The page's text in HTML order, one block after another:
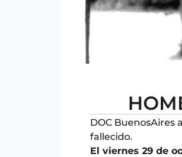
DOC BuenosAires
fallecido.
El viernes 29 de